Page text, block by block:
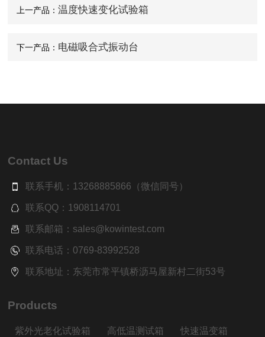
上一产品： 温度快速变化试验箱
下一产品： 电磁吸合式振动台
Contact Us
联系手机：13268885866（微信同号）
联系QQ：1908114701
联系邮箱：sales@kowintest.com
联系电话：0769-83992528
联系地址：东莞市常平镇桥沥马屋新村二街53号
Products
紫外光老化试验箱 高低温测试箱 快速温变箱